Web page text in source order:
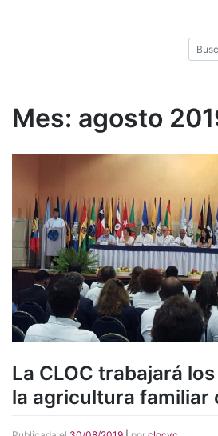
Mes: agosto
La CLOC trabajará
la agricultura familiar